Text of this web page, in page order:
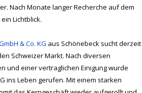
Nach Monate langer Recherche auf dem
Lichtblick.
& Co. KG aus Schönebeck sucht derzeit
Schweizer Markt. Nach diversen
und einer vertraglichen Einigung wurde
ins Leben gerufen. Mit einem starken